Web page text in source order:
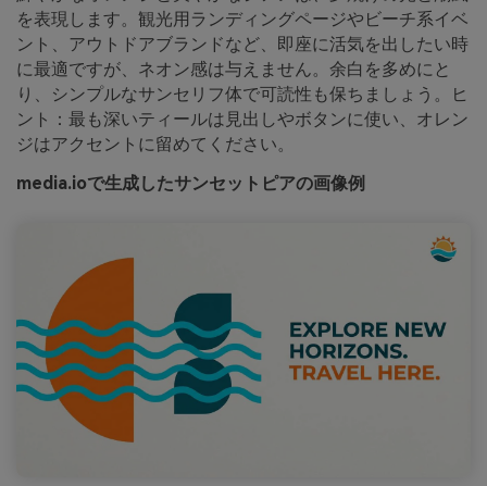
を表現します。観光用ランディングページやビーチ系イベ
ント、アウトドアブランドなど、即座に活気を出したい時
に最適ですが、ネオン感は与えません。余白を多めにと
り、シンプルなサンセリフ体で可読性も保ちましょう。ヒ
ント：最も深いティールは見出しやボタンに使い、オレン
ジはアクセントに留めてください。
media.ioで生成したサンセットピアの画像例